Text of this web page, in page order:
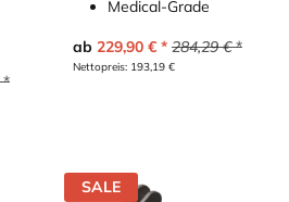
Medical-Grade
ab 229,90€ 284,29€
Nettopreis: 193,19€
SALE